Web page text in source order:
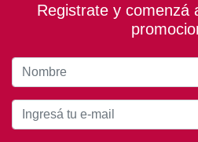
Registrate y comenzá